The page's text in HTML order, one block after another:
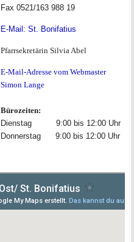
Fax 0521/163 988 19
E-Mail: St. Bonifatius
Pfarrsekretärin Silvia Abel
E-Mail-Adresse vom Webmaster
Simon Lange
Bürozeiten:
Dienstag 9:00 bis 12:00 Uhr
Donnerstag 9:00 bis 12:00 Uhr